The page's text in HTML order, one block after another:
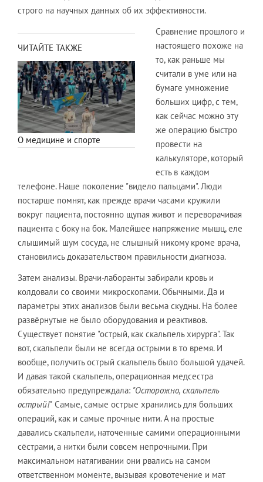
строго на научных данных об их эффективности.
ЧИТАЙТЕ ТАКЖЕ
О медицине и спорте
Сравнение прошлого и
настоящего похоже на
то, как раньше мы
считали в уме или на
бумаге умножение
больших цифр, с тем,
как сейчас можно эту
же операцию быстро
провести на
калькуляторе, который
есть в каждом
телефоне. Наше поколение "видело пальцами". Люди
постарше помнят, как прежде врачи часами кружили
вокруг пациента, постоянно щупая живот и переворачивая
пациента с боку на бок. Малейшее напряжение мышц, еле
слышимый шум сосуда, не слышный никому кроме врача,
становились доказательством правильности диагноза.
Затем анализы. Врачи-лаборанты забирали кровь и
колдовали со своими микроскопами. Обычными. Да и
параметры этих анализов были весьма скудны. На более
развёрнутые не было оборудования и реактивов.
Существует понятие "острый, как скальпель хирурга". Так
вот, скальпели были не всегда острыми в то время. И
вообще, получить острый скальпель было большой удачей.
И давая такой скальпель, операционная медсестра
обязательно предупреждала: "Осторожно, скальпель
острый!" Самые, самые острые хранились для больших
операций, как и самые прочные нити. А на простые
давались скальпели, наточенные самими операционными
сёстрами, а нитки были совсем непрочными. При
максимальном натягивании они рвались на самом
ответственном моменте, вызывая кровотечение и мат